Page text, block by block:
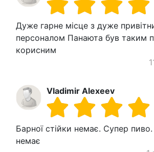
Дуже гарне місце з дуже
персоналом Панаюта був таким
корисним
Vladimir Alexeev
Барної стійки немає. Супер пиво.
немає